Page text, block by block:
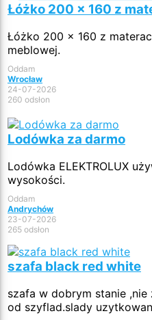
Łóżko 200 x 160 z
Łóżko 200 x 160 z
meblowej.
Oddam
Wrocław
24-07-2026
260 odsłon
Lodówka za darmo
Lodówka ELEKTROLUX
wysokości.
Oddam
Andrychów
23-07-2026
265 odsłon
szafa black red white
szafa w dobrym stanie
od szyflad.slady